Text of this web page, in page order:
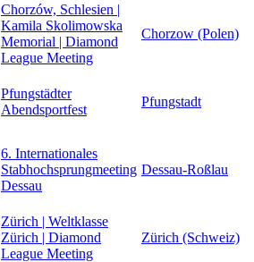
Chorzów, Schlesien |
Kamila Skolimowska
Memorial | Diamond
League Meeting
Chorzow (Polen)
Pfungstädter
Abendsportfest
Pfungstadt
6. Internationales
Stabhochsprungmeeting
Dessau
Dessau-Roßlau
Zürich | Weltklasse
Zürich | Diamond
League Meeting
Zürich (Schweiz)